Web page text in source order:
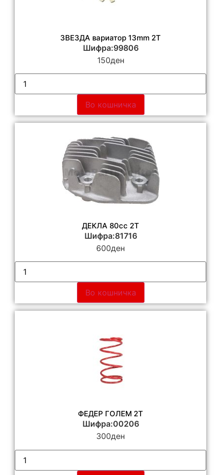
ЗВЕЗДА вариатор 13mm 2Т
Шифра:99806
150ден
Во кошничка
ДЕКЛА 80сс 2Т
Шифра:81716
600ден
Во кошничка
ФЕДЕР ГОЛЕМ 2Т
Шифра:00206
300ден